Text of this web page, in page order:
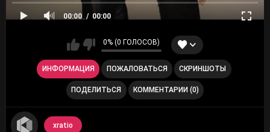
00:00 00:00
0% (0 ГОЛОСОВ)
ИНФОРМАЦИЯ ПОЖАЛОВАТЬСЯ СКРИНШОТЫ
ПОДЕЛИТЬСЯ КОММЕНТАРИИ (0)
xratio